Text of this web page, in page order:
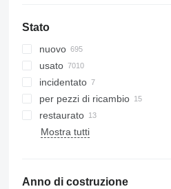
Stato
nuovo
usato
incidentato
per pezzi di ricambio
restaurato
Mostra tutti
Anno di costruzione